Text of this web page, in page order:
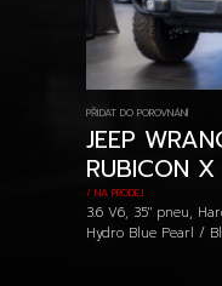
PŘIDAT DO POROVNÁNÍ
JEEP
RUBICON X
/ NA PRODEJ
3.6 V6, 35" pneu,
Hydro Blue Pearl /